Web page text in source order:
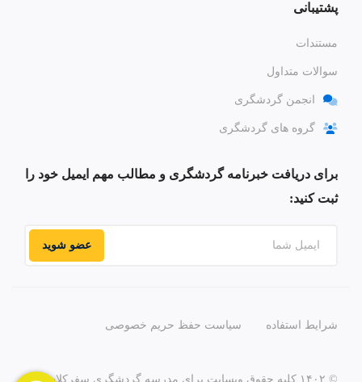
پشتیبانی
مستندات
سوالات متداول
انجمن گردشگری
گروه های گردشگری
برای دریافت خبرنامه گردشگری و مطالب مهم ایمیل خود را
ثبت کنید:
عضو شوید
شرایط استفاده سیاست حفظ حریم خصوصی
© ۱۴۰۲ کلیه حقوق وبسایت برای مدرسه گردشگری سفرکلاب